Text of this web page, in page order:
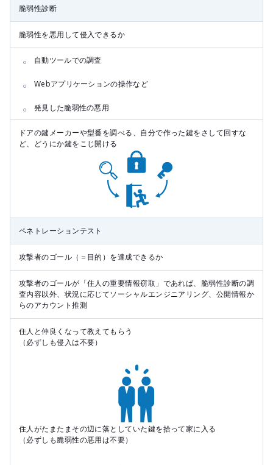
脆弱性診断
脆弱性を悪用して侵入できるか
自動ツールでの調査
Webアプリケーションの操作など
発見した脆弱性の悪用
ドアの鍵メーカーや型番を調べる、自分で作った鍵をさして回すな
ど、どうにか鍵をこじ開ける
ペネトレーションテスト
攻撃者のゴール（＝目的）を達成できるか
攻撃者のゴールが「住人の重要情報窃取」であれば、脆弱性診断の調
査内容以外、状況に応じてソーシャルエンジニアリング、公開情報か
らのアカウント推測
住人と仲良くなって教えてもらう
（必ずしも侵入は不要）
住人がたまたまその辺に落としていた鍵を拾って家に入る
（必ずしも脆弱性の悪用は不要）